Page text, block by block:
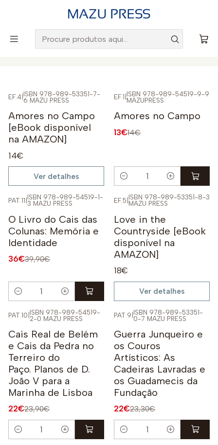
Envio gratuito para Portugal em encomendas superiores a
Início Catálogo
Não Disponível
EF.4| ISBN 978-989-53351-7-
6 MAZU PRESS
Amores no Campo
[eBook disponível
na AMAZON]
14€
Ver detalhes
EF.1 ISBN 978-989-54519-9-9
MAZUPRESS
Amores no Campo
13€14€
Quantidade
PAT.11 ISBN 978-989-54519-1-
3 MAZU PRESS
O Livro do Cais das
Colunas: Memória e
Identidade
36€39,90€
Quantidade
Não Disponível
EF.5 ISBN 978-989-53351-8-3
MAZU PRESS
Love in the
Countryside [eBook
disponível na
AMAZON]
18€
Ver detalhes
PAT.10 ISBN 978-989-54519-
2-0 MAZU PRESS
Cais Real de Belém
e Cais da Pedra no
Terreiro do
Paço. Planos de D.
João V para a
Marinha de Lisboa
22€23,90€
Quantidade
PAT.9 ISBN 978-989-53351-
0-7 MAZU PRESS
Guerra Junqueiro e
os Couros
Artísticos: As
Cadeiras Lavradas e
os Guadamecis da
Fundação
22€23,30€
Quantidade